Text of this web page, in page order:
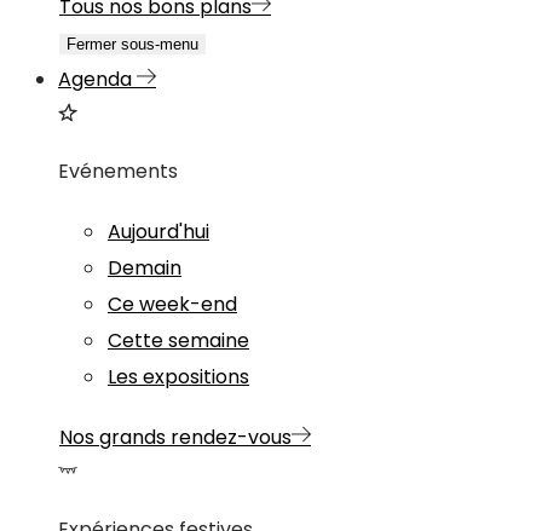
Tous nos bons plans
Fermer sous-menu
Agenda
Evénements
Aujourd'hui
Demain
Ce week-end
Cette semaine
Les expositions
Nos grands rendez-vous